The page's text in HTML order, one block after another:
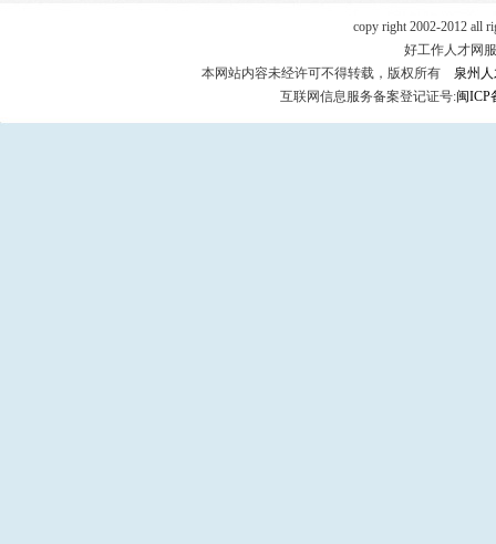
copy right 2002-2012 all
好工作人才网
本网站内容未经许可不得转载，版权所有
泉州
互联网信息服务备案登记证号:闽ICP